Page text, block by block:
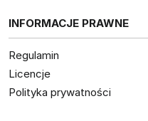
INFORMACJE PRAWNE
Regulamin
Licencje
Polityka prywatności